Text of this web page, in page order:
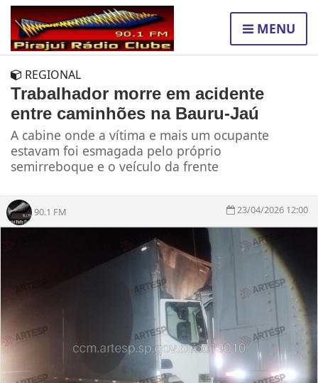
MENU
REGIONAL
Trabalhador morre em acidente
entre caminhões na Bauru-Jaú
A cabine onde a vítima e mais um ocupante
estavam foi esmagada pelo próprio
semirreboque e o veículo da frente
90.1 FM 23/04/2026 12:00